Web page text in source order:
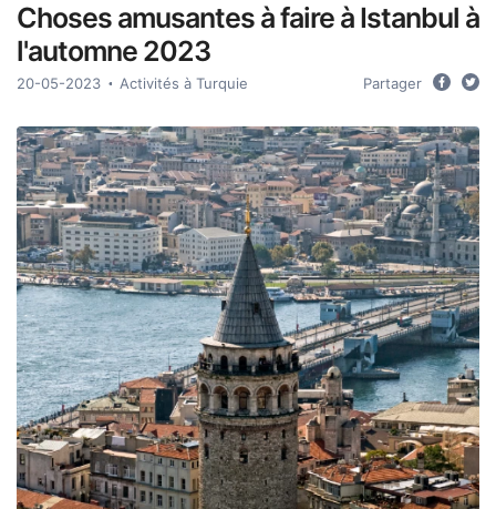
Choses amusantes à faire à Istanbul à
l'automne 2023
20-05-2023 Activités à Turquie Partager